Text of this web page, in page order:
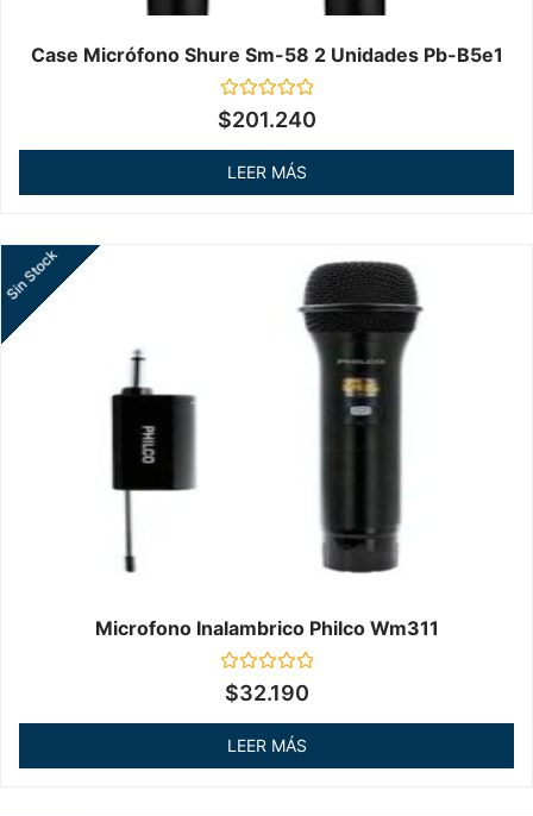
Case Micrófono Shure Sm-58 2 Unidades Pb-B5e1
Valorado
en
$201.240
LEER MÁS
Microfono Inalambrico Philco Wm311
Valorado
en
Sin Stock
$32.190
LEER MÁS